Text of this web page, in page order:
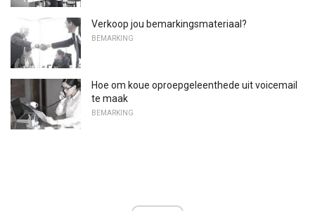
Verkoop jou bemarkingsmateriaal?
BEMARKING
Hoe om koue oproepgeleenthede uit voicemail
te maak
BEMARKING